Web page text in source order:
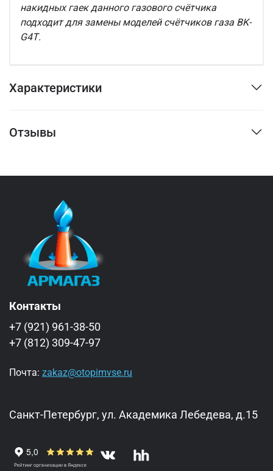
накидных гаек данного газового счётчика
подходит для замены моделей счётчиков газа BK-
G4Т.
Характеристики
Отзывы
Контакты
+7 (921) 961-38-50
+7 (812) 309-47-97
Почта: zakaz@otopimvse.ru
Санкт-Петербург, ул. Академика Лебедева, д.15